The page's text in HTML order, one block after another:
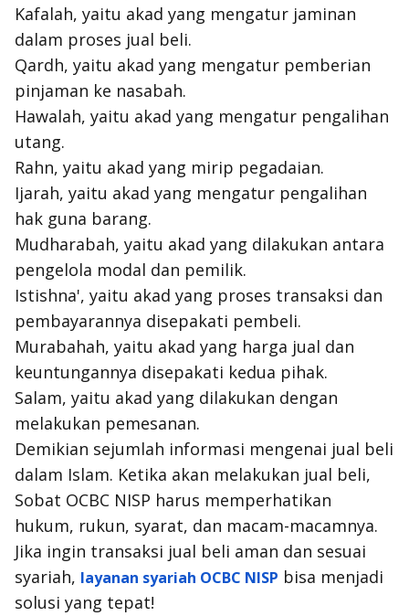
Kafalah, yaitu akad yang mengatur jaminan
dalam proses jual beli.
Qardh, yaitu akad yang mengatur pemberian
pinjaman ke nasabah.
Hawalah, yaitu akad yang mengatur pengalihan
utang.
Rahn, yaitu akad yang mirip pegadaian.
Ijarah, yaitu akad yang mengatur pengalihan
hak guna barang.
Mudharabah, yaitu akad yang dilakukan antara
pengelola modal dan pemilik.
Istishna', yaitu akad yang proses transaksi dan
pembayarannya disepakati pembeli.
Murabahah, yaitu akad yang harga jual dan
keuntungannya disepakati kedua pihak.
Salam, yaitu akad yang dilakukan dengan
melakukan pemesanan.
Demikian sejumlah informasi mengenai jual beli
dalam Islam. Ketika akan melakukan jual beli,
Sobat OCBC NISP harus memperhatikan
hukum, rukun, syarat, dan macam-macamnya.
Jika ingin transaksi jual beli aman dan sesuai
syariah, layanan syariah OCBC NISP bisa menjadi
solusi yang tepat!